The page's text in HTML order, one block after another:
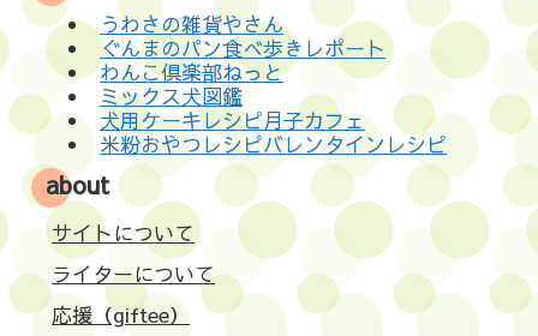
うわさの雑貨やさん
ぐんまのパン食べ歩きレポート
わんこ倶楽部ねっと
ミックス犬図鑑
犬用ケーキレシピ月子カフェ
米粉おやつレシピバレンタインレシピ
about
サイトについて
ライターについて
応援（giftee）